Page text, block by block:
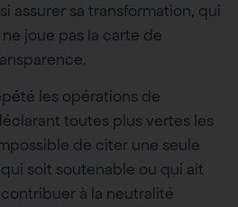
assurer sa transformation, qui
joue pas la carte de
les opérations de
toutes plus vertes les
de citer une seule
soit soutenable ou qui ait
à la neutralité